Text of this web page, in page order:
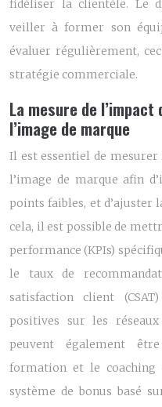
fidéliser la clientèle. Le
veiller à former son
évaluer régulièrement,
stratégie commerciale.
La mesure de
l’image de marque
Il est essentiel de mesurer
l’image de marque afin
points faibles, et d’ajuster
cela, il est possible de
performance (KPIs)
le taux de
satisfaction client
positives sur les
peuvent également
formation et le coaching
système de bonus basé